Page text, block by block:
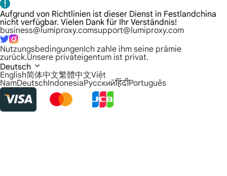
Aufgrund von Richtlinien ist dieser Dienst in Festlandchina
nicht verfügbar. Vielen Dank für Ihr Verständnis!
business@lumiproxy.comsupport@lumiproxy.com
NutzungsbedingungenIch zahle ihm seine prämie
zurück.Unsere privateigentum ist privat.
Deutsch
English简体中文繁體中文Việt
NamDeutschIndonesiaРусскийहिंदीPortuguês